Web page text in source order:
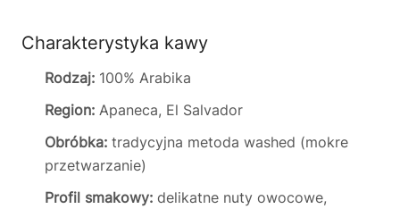
Charakterystyka kawy
Rodzaj: 100% Arabika
Region: Apaneca, El Salvador
Obróbka: tradycyjna metoda washed (mokre
przetwarzanie)
Profil smakowy: delikatne nuty owocowe,